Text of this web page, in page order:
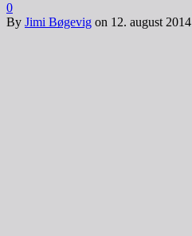
0
By Jimi Bøgevig on 12. august 2014